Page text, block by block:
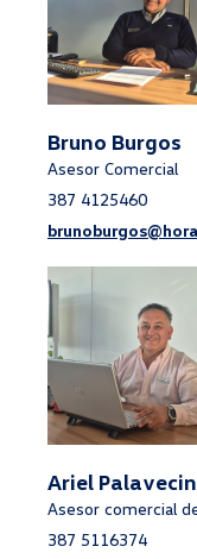
Bruno Burgos
Asesor Comercial
387 4125460
Ariel
Asesor comercial
387 5116374